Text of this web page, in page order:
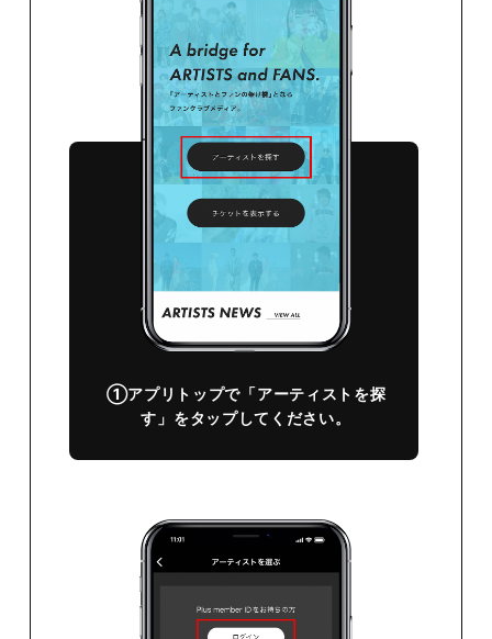
①アプリトップで「アーティストを探
す」をタップしてください。